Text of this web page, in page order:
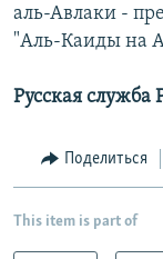
аль-Авлаки -
"Аль-Каиды на
Русская служба
Поделиться
This item is part of